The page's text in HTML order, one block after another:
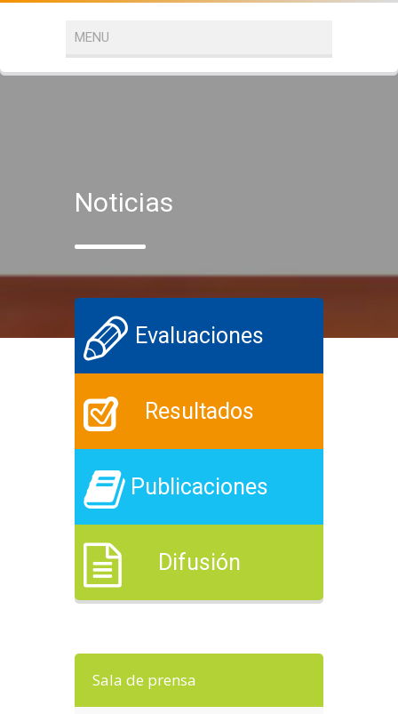
Noticias
Evaluaciones
Resultados
Publicaciones
Difusión
Sala de prensa